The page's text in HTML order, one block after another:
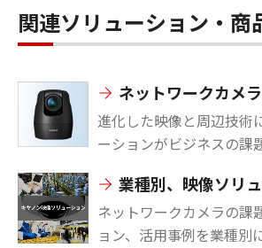
関連ソリューション・商
ネットワークカメラ
進化した映像と周辺技術
ーションがビジネスの課
業種別、映像ソリ
ネットワークカメラの課
ョン、活用事例を業種別